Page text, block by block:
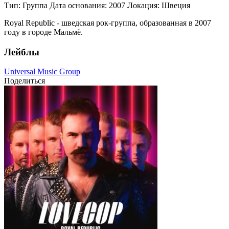
Тип: Группа Дата основания: 2007 Локация: Швеция
Royal Republic - шведская рок-группа, образованная в 2007
году в городе Мальмё.
Лейблы
Universal Music Group
Поделиться